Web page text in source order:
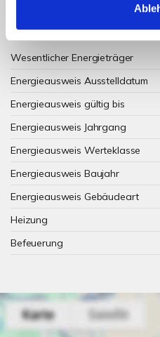
Wesentlicher Energieträger
Energieausweis Ausstelldatum
Energieausweis gültig bis
Energieausweis Jahrgang
Energieausweis Werteklasse
Energieausweis Baujahr
Energieausweis Gebäudeart
Heizung
Befeuerung